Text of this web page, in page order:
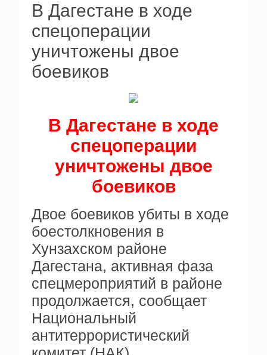
В Дагестане в ходе
спецоперации
уничтожены двое
боевиков
В Дагестане в ходе
спецоперации
уничтожены двое
боевиков
Двое боевиков убиты в ходе
боестолкновения в
Хунзахском районе
Дагестана, активная фаза
спецмероприятий в районе
продолжается, сообщает
Национальный
антитеррористический